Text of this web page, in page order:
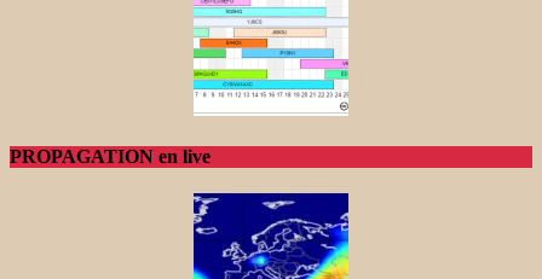
PROPAGATION en live